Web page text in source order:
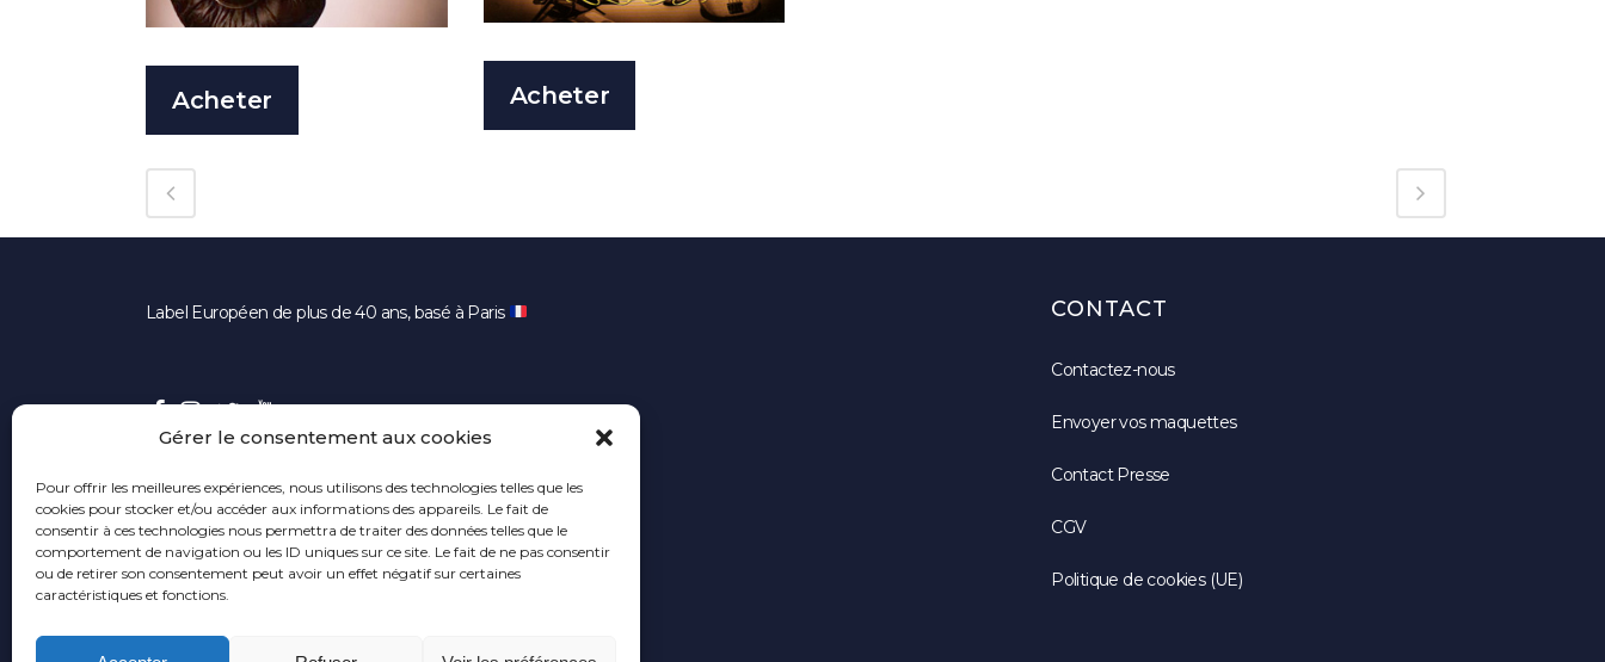
Gérer le consentement aux cookies
Pour offrir les meilleures expériences, nous utilisons des technologies telles que les
cookies pour stocker et/ou accéder aux informations des appareils. Le fait de
consentir à ces technologies nous permettra de traiter des données telles que le
comportement de navigation ou les ID uniques sur ce site. Le fait de ne pas consentir
ou de retirer son consentement peut avoir un effet négatif sur certaines
caractéristiques et fonctions.
Acheter Acheter
Label Européen de plus de 40 ans, basé à Paris CONTACT
Contactez-nous
Envoyer vos maquettes
Contact Presse
CGV
Politique de cookies (UE)